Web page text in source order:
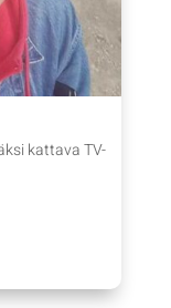
kattava TV-